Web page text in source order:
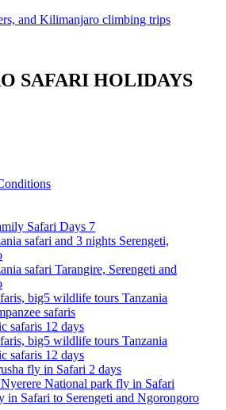
and Kilimanjaro climbing trips
SAFARI HOLIDAYS
Safari Days 7
safari and 3 nights Serengeti,
safari Tarangire, Serengeti and
big5 wildlife tours Tanzania
safaris
safaris 12 days
big5 wildlife tours Tanzania
safaris 12 days
fly in Safari 2 days
National park fly in Safari
in Safari to Serengeti and Ngorongoro